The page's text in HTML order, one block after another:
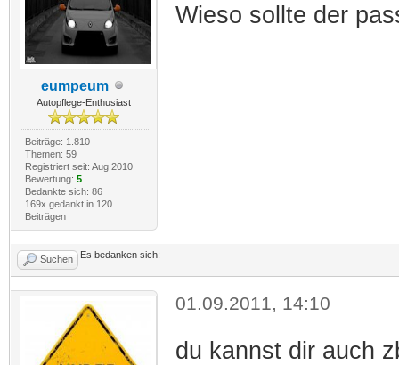
eumpeum
Autopflege-Enthusiast
Beiträge: 1.810
Themen: 59
Registriert seit: Aug 2010
Bewertung: 5
Bedankte sich: 86
169x gedankt in 120
Beiträgen
Wieso sollte der
Suchen Es bedanken sich:
01.09.2011, 14:10
du kannst dir auch